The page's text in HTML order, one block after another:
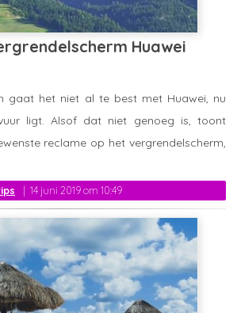
Huawei
14 juni 2019 om 10:49
gaat het niet al te best met Huawei, nu
ligt. Alsof dat niet genoeg is, toont
reclame op het vergrendelscherm,